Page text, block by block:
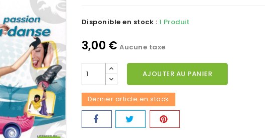
Disponible en stock : 1 Produit
3,00 € Aucune taxe
AJOUTER AU PANIER
Dernier article en stock